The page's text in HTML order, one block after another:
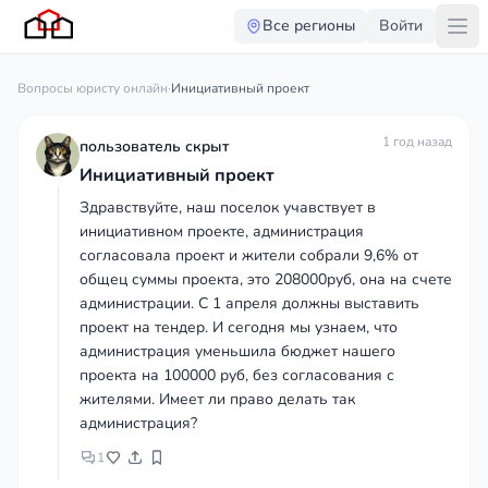
Все регионы Войти
Вопросы юристу онлайн·Инициативный проект
пользователь скрыт 1 год назад
Инициативный проект
Здравствуйте, наш поселок учавствует в
инициативном проекте, администрация
согласовала проект и жители собрали 9,6% от
общец суммы проекта, это 208000руб, она на счете
администрации. С 1 апреля должны выставить
проект на тендер. И сегодня мы узнаем, что
администрация уменьшила бюджет нашего
проекта на 100000 руб, без согласования с
жителями. Имеет ли право делать так
администрация?
1